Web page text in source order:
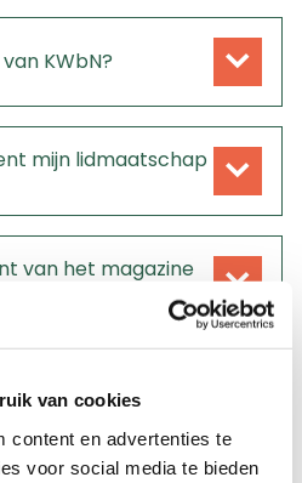
van cookies
content en advertenties te
voor social media te bieden
KWbN?
mijn lidmaatschap
van het magazine